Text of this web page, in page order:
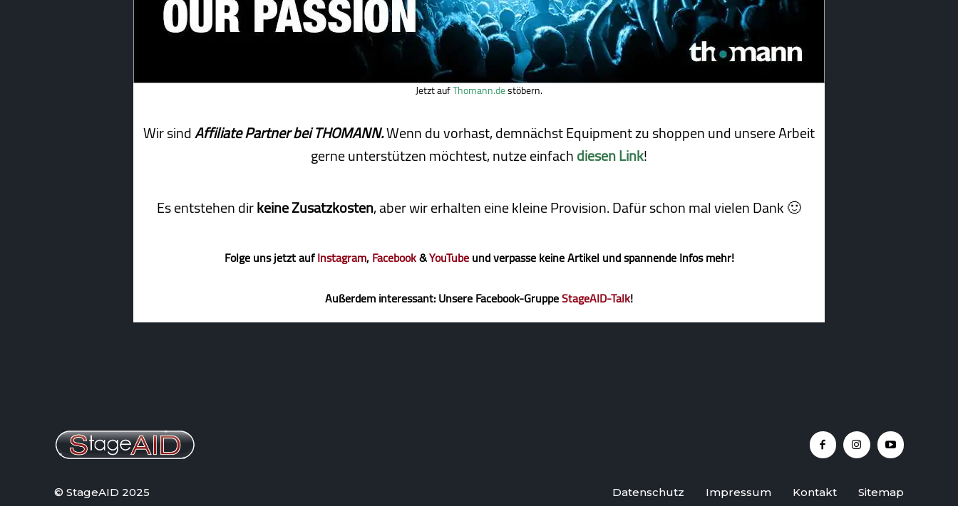
Jetzt aufThomann.destöbern.
Wir sindAffiliate Partner bei THOMANN.Wenn du vorhast, demnächst Equipment zu shoppen und unsere Arbeit
gerne unterstützen möchtest, nutze einfachdiesen Link!
Es entstehen dirkeine Zusatzkosten, aber wir erhalten eine kleine Pro­vi­sion. Dafür schon mal vielen Dank 🙂
Folge uns jetzt aufInstagram,Facebook&YouTubeund verpasse keine Artikel und spannende Infos mehr!
Außerdem interessant: Unsere Facebook-GruppeStageAID-Talk!
© StageAID 2025 Datenschutz Impressum Kontakt Sitemap